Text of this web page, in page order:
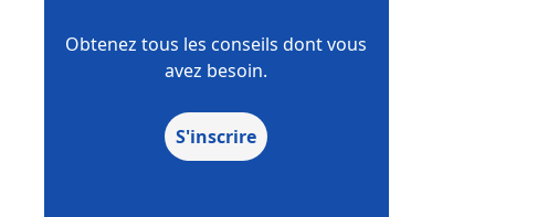
Obtenez tous les conseils dont vous
avez besoin.
S'inscrire